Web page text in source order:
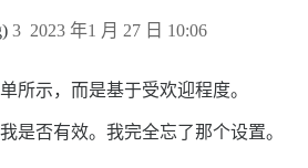
2023 年1 月 27 日 10:06
3
所示，而是基于受欢迎程度。
是否有效。我完全忘了那个设置。